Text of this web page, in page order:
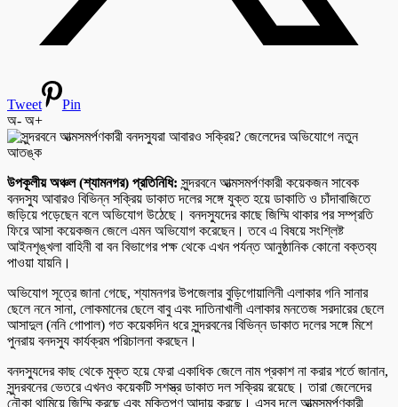
Tweet
Pin
অ- অ+
উপকূলীয় অঞ্চল (শ্যামনগর) প্রতিনিধি: সুন্দরবনে আত্মসমর্পণকারী কয়েকজন সাবেক
বনদস্যু আবারও বিভিন্ন সক্রিয় ডাকাত দলের সঙ্গে যুক্ত হয়ে ডাকাতি ও চাঁদাবাজিতে
জড়িয়ে পড়েছেন বলে অভিযোগ উঠেছে। বনদস্যুদের কাছে জিম্মি থাকার পর সম্প্রতি
ফিরে আসা কয়েকজন জেলে এমন অভিযোগ করেছেন। তবে এ বিষয়ে সংশ্লিষ্ট
আইনশৃঙ্খলা বাহিনী বা বন বিভাগের পক্ষ থেকে এখন পর্যন্ত আনুষ্ঠানিক কোনো বক্তব্য
পাওয়া যায়নি।
অভিযোগ সূত্রে জানা গেছে, শ্যামনগর উপজেলার বুড়িগোয়ালিনী এলাকার গনি সানার
ছেলে ননে সানা, লোকমানের ছেলে বাবু এবং দাতিনাখালী এলাকার মনতেজ সরদারের ছেলে
আসাদুল (ননি গোপাল) গত কয়েকদিন ধরে সুন্দরবনের বিভিন্ন ডাকাত দলের সঙ্গে মিশে
পুনরায় বনদস্যু কার্যক্রম পরিচালনা করছেন।
বনদস্যুদের কাছ থেকে মুক্ত হয়ে ফেরা একাধিক জেলে নাম প্রকাশ না করার শর্তে জানান,
সুন্দরবনের ভেতরে এখনও কয়েকটি সশস্ত্র ডাকাত দল সক্রিয় রয়েছে। তারা জেলেদের
নৌকা থামিয়ে জিম্মি করছে এবং মুক্তিপণ আদায় করছে। এসব দলে আত্মসমর্পণকারী